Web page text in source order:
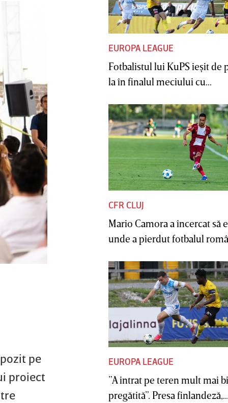
pe
proiect
EUROPA LEAGUE
Fotbalistul lui KuPS ieşit de
la în finalul meciului cu...
CFR CLUJ
Mario Camora a încercat să
unde a pierdut fotbalul
EUROPA LEAGUE
”A intrat pe teren mult mai
pregătită”. Presa